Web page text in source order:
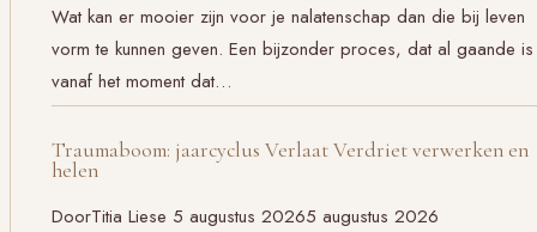
Wat kan er mooier zijn voor je nalatenschap dan die bij leven
vorm te kunnen geven. Een bijzonder proces, dat al gaande is
vanaf het moment dat…
Traumaboom: jaarcyclus Verlaat Verdriet verwerken en
helen
DoorTitia Liese 5 augustus 20265 augustus 2026